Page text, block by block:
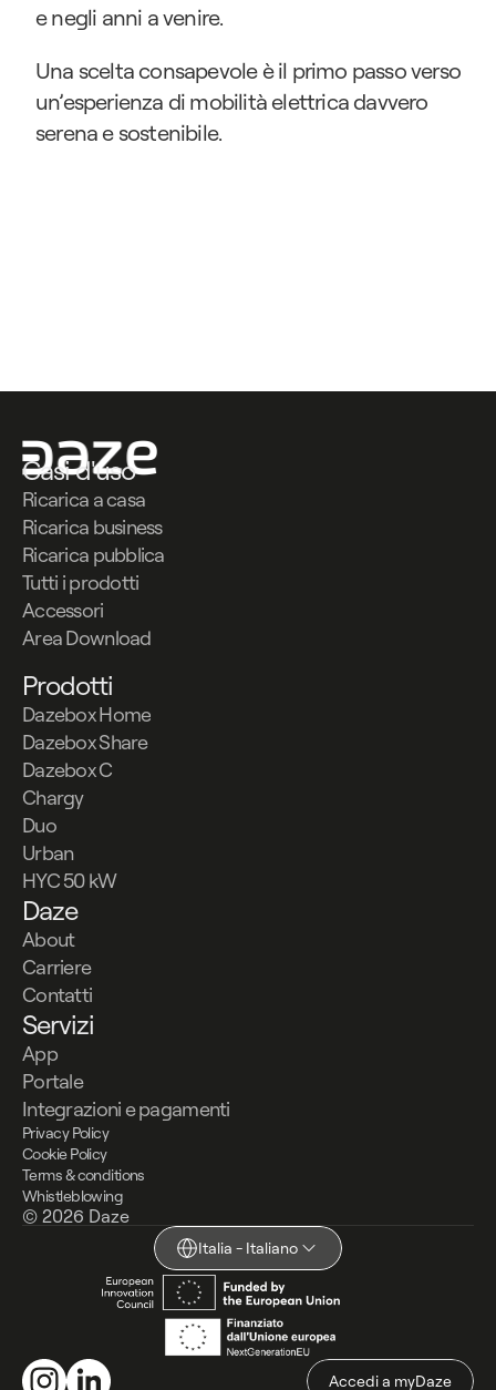
e negli anni a venire.
Una scelta consapevole è il primo passo verso
un’esperienza di mobilità elettrica davvero
serena e sostenibile.
Casi d'uso
Ricarica a casa
Ricarica business
Ricarica pubblica
Tutti i prodotti
Accessori
Area Download
Prodotti
Dazebox Home
Dazebox Share
Dazebox C
Chargy
Duo
Urban
HYC 50 kW
Daze
About
Carriere
Contatti
Servizi
App
Portale
Integrazioni e pagamenti
© 2026 Daze
Privacy Policy
Cookie Policy
Terms & conditions
Whistleblowing
Accedi a myDaze
Italia - Italiano